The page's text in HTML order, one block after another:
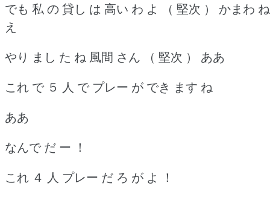
でも 私 の 貸し は 高い わ よ （ 堅次 ） かまわ ね
え
やり まし た ね 風間 さん （ 堅次 ） ああ
これ で ５ 人 で プレー が でき ます ね
ああ
なんで だ ー ！
これ ４ 人 プレー だ ろ が よ ！